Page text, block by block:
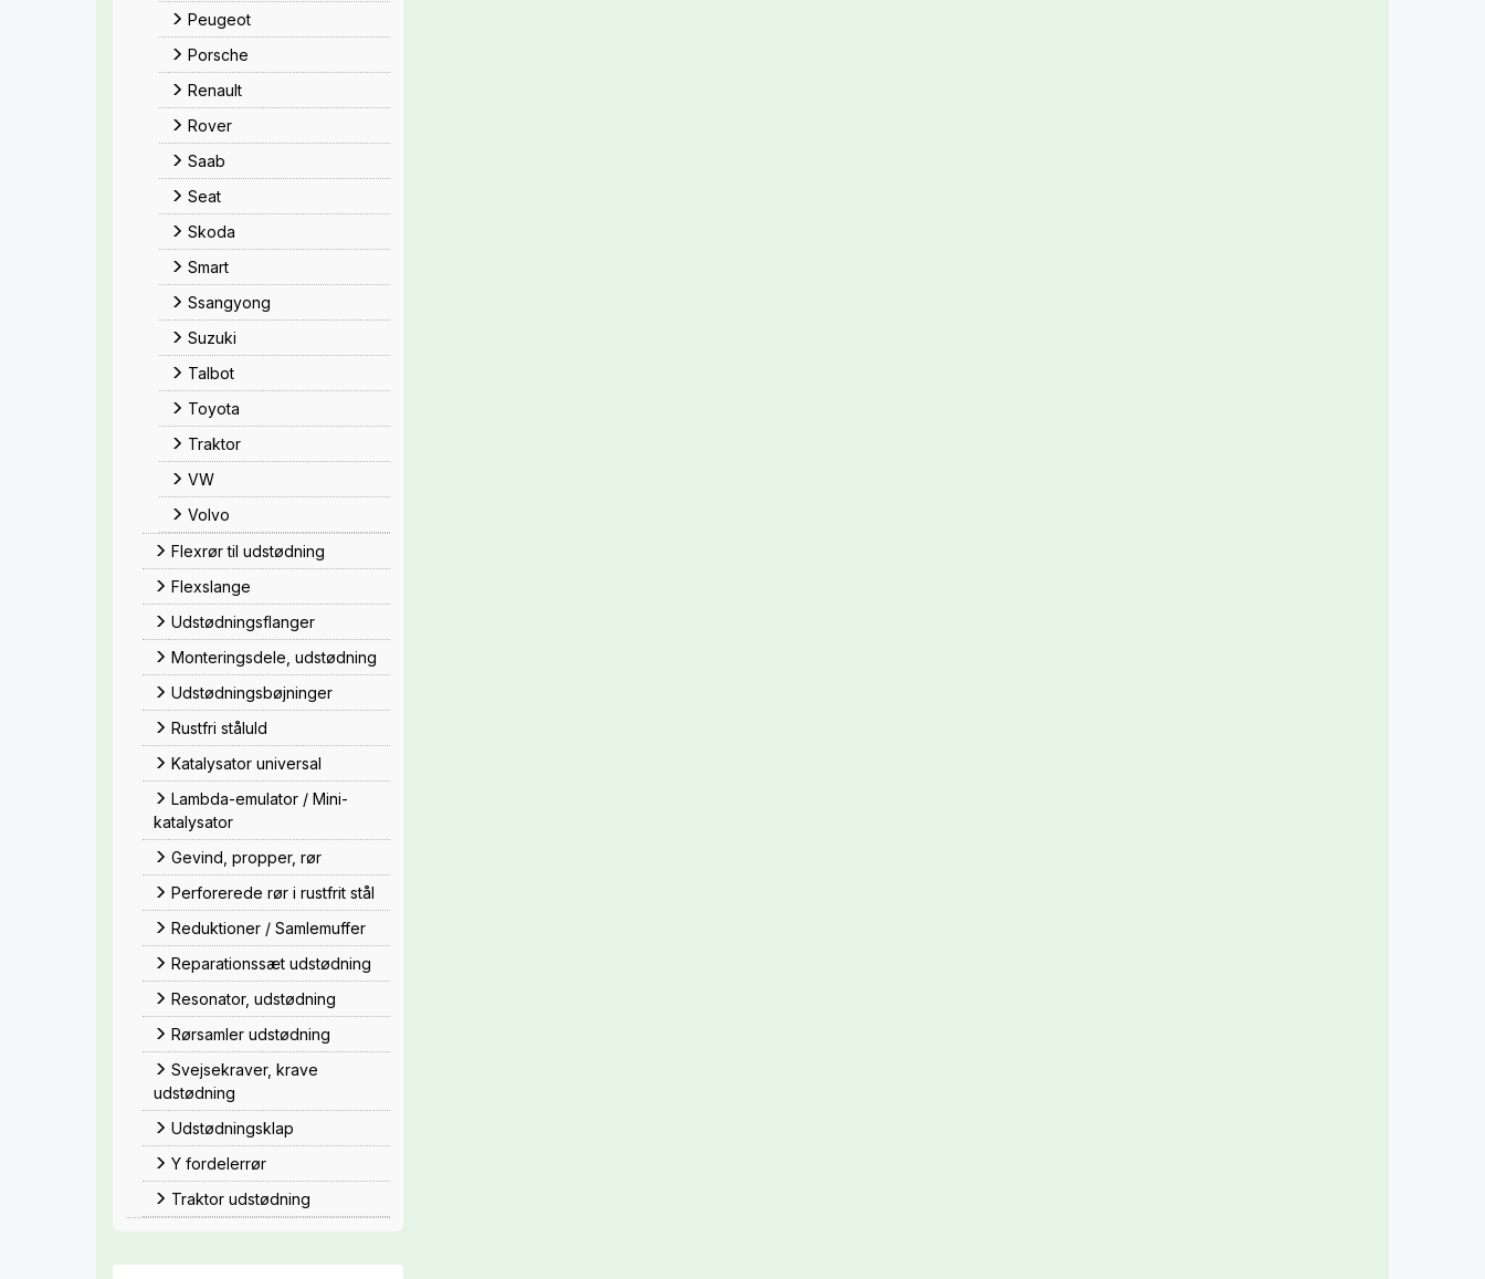
Peugeot
Porsche
Renault
Rover
Saab
Seat
Skoda
Smart
Ssangyong
Suzuki
Talbot
Toyota
Traktor
VW
Volvo
Flexrør til udstødning
Flexslange
Udstødningsflanger
Monteringsdele, udstødning
Udstødningsbøjninger
Rustfri ståluld
Katalysator universal
Lambda-emulator / Mini-
katalysator
Gevind, propper, rør
Perforerede rør i rustfrit stål
Reduktioner / Samlemuffer
Reparationssæt udstødning
Resonator, udstødning
Rørsamler udstødning
Svejsekraver, krave
udstødning
Udstødningsklap
Y fordelerrør
Traktor udstødning